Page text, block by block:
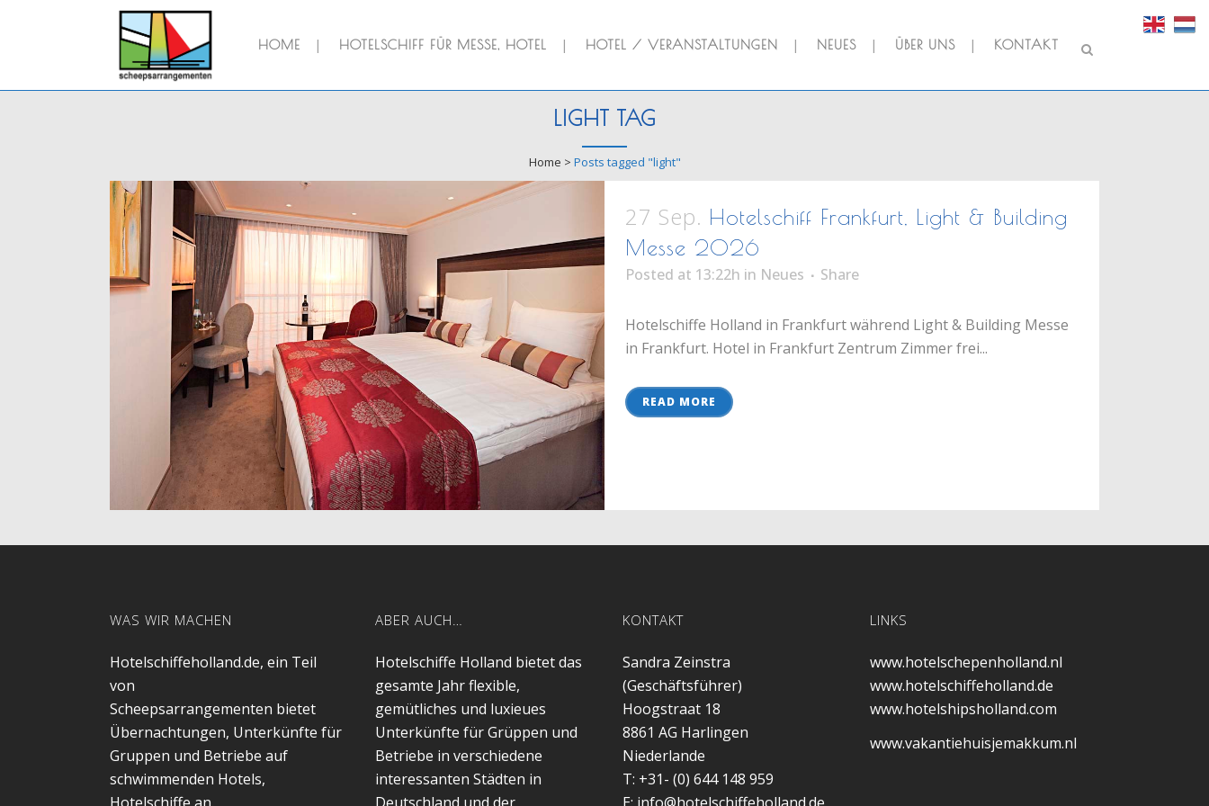
HOME HOTELSCHIFF FÜR MESSE, HOTEL HOTEL / VERANSTALTUNGEN NEUES ÜBER UNS KONTAKT
LIGHT TAG
Home > Posts tagged "light"
27 Sep. Hotelschiff Frankfurt, Light & Building
Messe 2026
Posted at 13:22h in Neues Share
Hotelschiffe Holland in Frankfurt während Light & Building Messe
in Frankfurt. Hotel in Frankfurt Zentrum Zimmer frei...
READ MORE
WAS WIR MACHEN
Hotelschiffeholland.de, ein Teil
von
Scheepsarrangementen bietet
Übernachtungen, Unterkünfte für
Gruppen und Betriebe auf
schwimmenden Hotels,
ABER AUCH…
Hotelschiffe Holland bietet das
gesamte Jahr flexible,
gemütliches und luxieues
Unterkünfte für Grüppen und
Betriebe in verschiedene
interessanten Städten in
KONTAKT
Sandra Zeinstra
(Geschäftsführer)
Hoogstraat 18
8861 AG Harlingen
Niederlande
T: +31- (0) 644 148 959
LINKS
www.hotelschepenholland.nl
www.hotelschiffeholland.de
www.hotelshipsholland.com
www.vakantiehuisjemakkum.nl